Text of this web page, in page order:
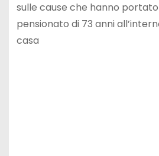
sulle cause che hanno
pensionato di 73 anni
casa